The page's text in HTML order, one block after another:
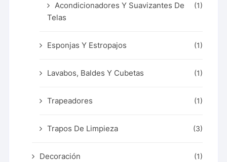
Acondicionadores Y Suavizantes De
Telas
(1)
Esponjas Y Estropajos (1)
Lavabos, Baldes Y Cubetas (1)
Trapeadores (1)
Trapos De Limpieza (3)
Decoración (1)